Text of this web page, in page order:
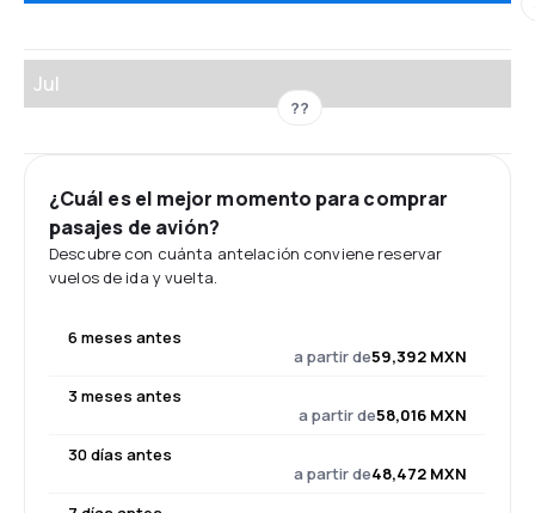
Jul
??
¿Cuál es el mejor momento para comprar
pasajes de avión?
Descubre con cuánta antelación conviene reservar
vuelos de ida y vuelta.
6 meses antes
a partir de59,392 MXN
3 meses antes
a partir de58,016 MXN
30 días antes
a partir de48,472 MXN